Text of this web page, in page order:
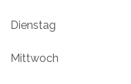
Dienstag
Mittwoch